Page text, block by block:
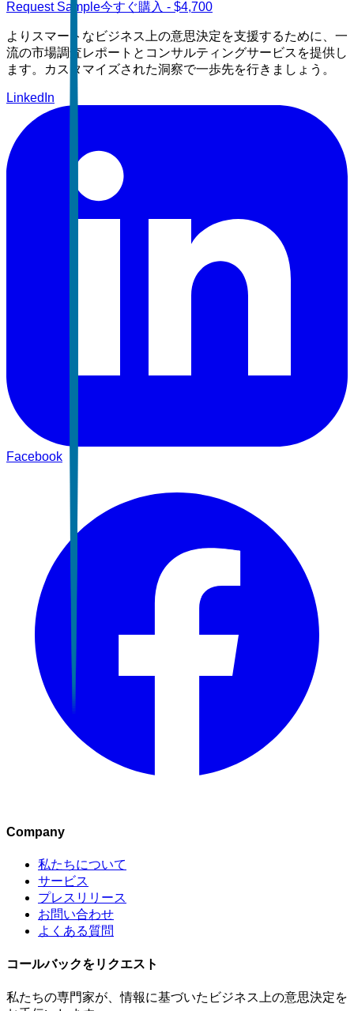
Request Sample今すぐ購入 - $4,700
よりスマートなビジネス上の意思決定を支援するために、一
流の市場調査レポートとコンサルティングサービスを提供し
ます。カスタマイズされた洞察で一歩先を行きましょう。
LinkedIn
Facebook
Company
私たちについて
サービス
プレスリリース
お問い合わせ
よくある質問
コールバックをリクエスト
私たちの専門家が、情報に基づいたビジネス上の意思決定を